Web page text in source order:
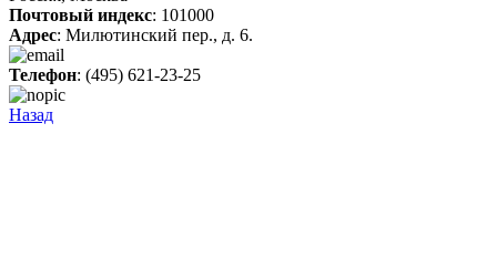
Почтовый индекс: 101000
Адрес: Милютинский пер., д. 6.
Телефон: (495) 621-23-25
Назад